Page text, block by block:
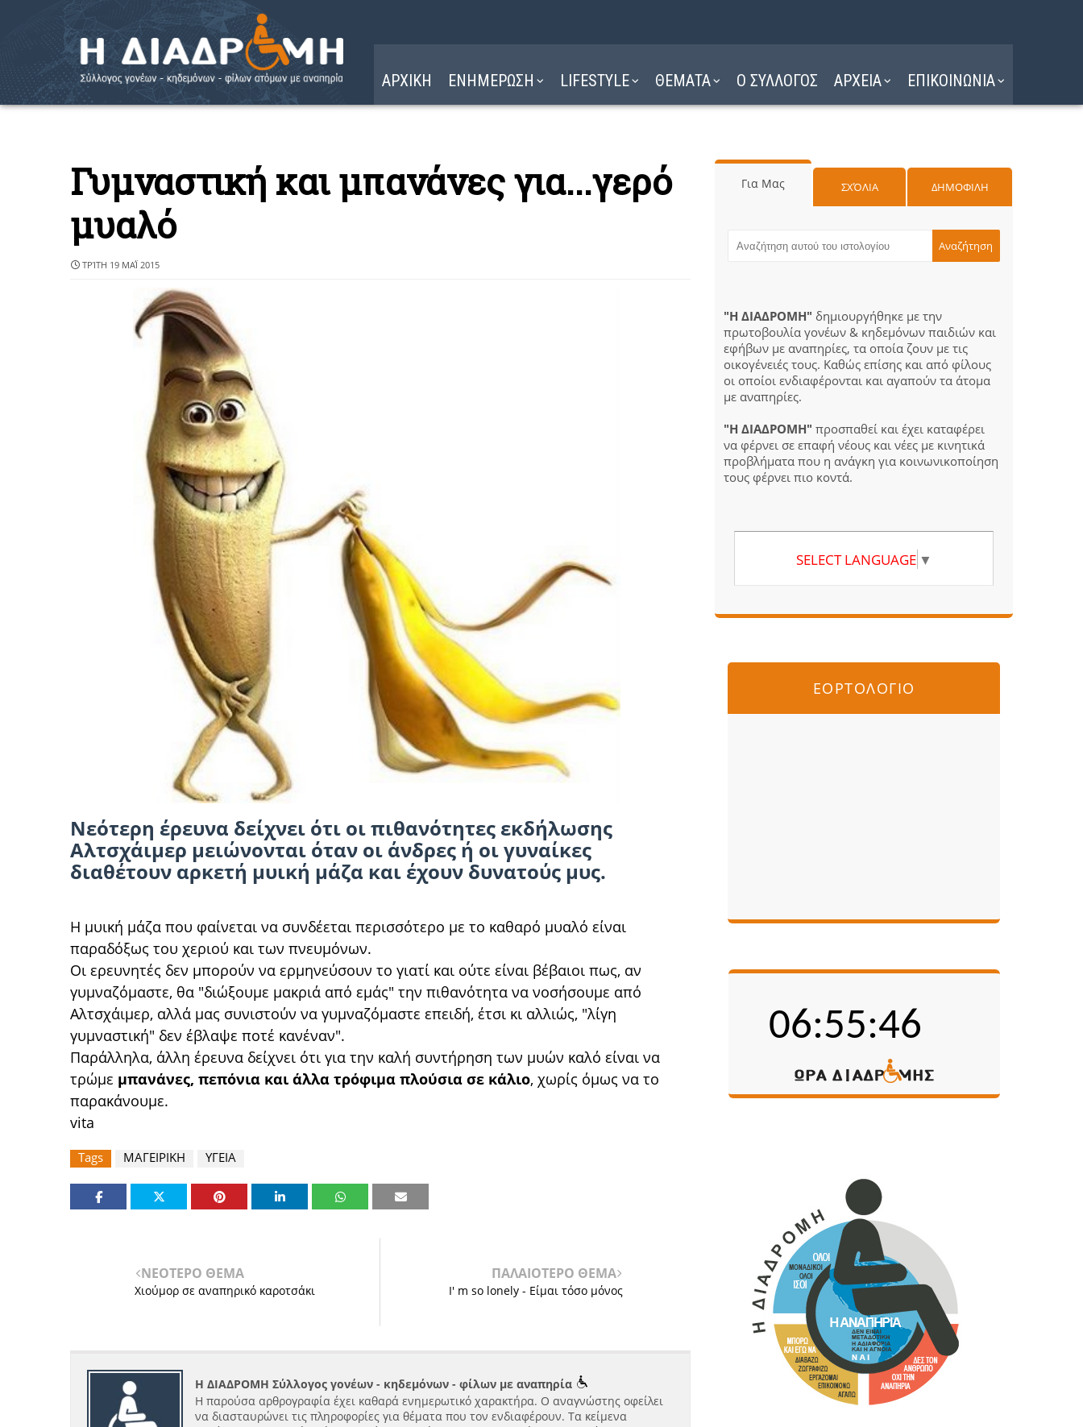
ΑΡΧΙΚΗ ΕΝΗΜΕΡΩΣΗ LIFESTYLE ΘΕΜΑΤΑ Ο ΣΥΛΛΟΓΟΣ ΑΡΧΕΙΑ ΕΠΙΚΟΙΝΩΝΙΑ
Γυμναστική και μπανάνες για...γερό
μυαλό
ΤΡΊΤΗ 19 ΜΑΪ́ 2015
Νεότερη έρευνα δείχνει ότι οι πιθανότητες εκδήλωσης
Αλτσχάιμερ μειώνονται όταν οι άνδρες ή οι γυναίκες
διαθέτουν αρκετή μυική μάζα και έχουν δυνατούς μυς.
Η μυική μάζα που φαίνεται να συνδέεται περισσότερο με το καθαρό μυαλό είναι
παραδόξως του χεριού και των πνευμόνων.
Οι ερευνητές δεν μπορούν να ερμηνεύσουν το γιατί και ούτε είναι βέβαιοι πως, αν
γυμναζόμαστε, θα "διώξουμε μακριά από εμάς" την πιθανότητα να νοσήσουμε από
Αλτσχάιμερ, αλλά μας συνιστούν να γυμναζόμαστε επειδή, έτσι κι αλλιώς, "λίγη
γυμναστική" δεν έβλαψε ποτέ κανέναν".
Παράλληλα, άλλη έρευνα δείχνει ότι για την καλή συντήρηση των μυών καλό είναι να
τρώμε μπανάνες, πεπόνια και άλλα τρόφιμα πλούσια σε κάλιο, χωρίς όμως να το
παρακάνουμε.
vita
Tags ΜΑΓΕΙΡΙΚΗ ΥΓΕΙΑ
ΝΕΟΤΕΡΟ ΘΕΜΑ
Χιούμορ σε αναπηρικό καροτσάκι
ΠΑΛΑΙΟΤΕΡΟ ΘΕΜΑ
I' m so lonely - Είμαι τόσο μόνος
Η ΔΙΑΔΡΟΜΗ Σύλλογος γονέων - κηδεμόνων - φίλων με αναπηρία
Η παρούσα αρθρογραφία έχει καθαρά ενημερωτικό χαρακτήρα. Ο αναγνώστης οφείλει
να διασταυρώνει τις πληροφορίες για θέματα που τον ενδιαφέρουν. Τα κείμενα
Για Μας ΣΧΌΛΙΑ ΔΗΜΟΦΙΛΗ
"Η ΔΙΑΔΡΟΜΗ" δημιουργήθηκε με την
πρωτοβουλία γονέων & κηδεμόνων παιδιών και
εφήβων με αναπηρίες, τα οποία ζουν με τις
οικογένειές τους. Καθώς επίσης και από φίλους
οι οποίοι ενδιαφέρονται και αγαπούν τα άτομα
με αναπηρίες.
"Η ΔΙΑΔΡΟΜΗ" προσπαθεί και έχει καταφέρει
να φέρνει σε επαφή νέους και νέες με κινητικά
προβλήματα που η ανάγκη για κοινωνικοποίηση
τους φέρνει πιο κοντά.
SELECT LANGUAGE ▼
ΕΟΡΤΟΛΟΓΙΟ